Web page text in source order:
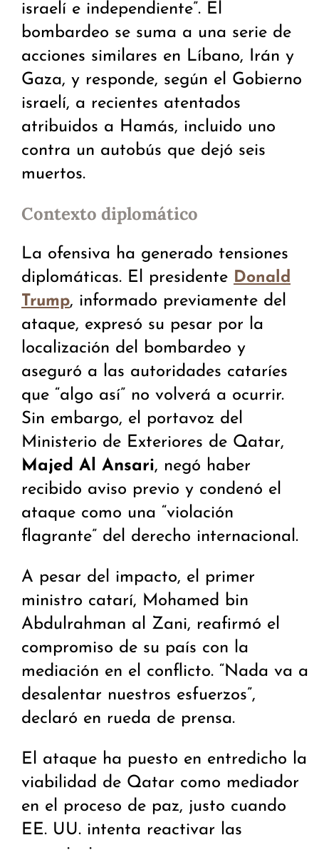
israelí e independiente”. El
bombardeo se suma a una serie de
acciones similares en Líbano, Irán y
Gaza, y responde, según el Gobierno
israelí, a recientes atentados
atribuidos a Hamás, incluido uno
contra un autobús que dejó seis
muertos.
Contexto diplomático
La ofensiva ha generado tensiones
diplomáticas. El presidente Donald
Trump, informado previamente del
ataque, expresó su pesar por la
localización del bombardeo y
aseguró a las autoridades cataríes
que “algo así” no volverá a ocurrir.
Sin embargo, el portavoz del
Ministerio de Exteriores de Qatar,
Majed Al Ansari, negó haber
recibido aviso previo y condenó el
ataque como una “violación
flagrante” del derecho internacional.
A pesar del impacto, el primer
ministro catarí, Mohamed bin
Abdulrahman al Zani, reafirmó el
compromiso de su país con la
mediación en el conflicto. “Nada va a
desalentar nuestros esfuerzos”,
declaró en rueda de prensa.
El ataque ha puesto en entredicho la
viabilidad de Qatar como mediador
en el proceso de paz, justo cuando
EE. UU. intenta reactivar las